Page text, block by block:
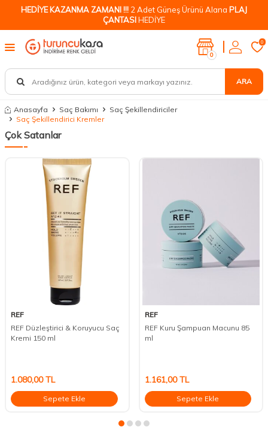
HEDİYE KAZANMA ZAMANI !!! 2 Adet Güneş Ürünü Alana PLAJ
ÇANTASIHEDİYE
ARA
0
0
Anasayfa Saç Bakımı
Saç Şekillendiriciler
Saç Şekillendirici Kremler
Çok Satanlar
REF
REF Düzleştirici & Koruyucu Saç
Kremi 150 ml
1.080,00TL
Sepete Ekle
REF
REF Kuru Şampuan Macunu 85
ml
1.161,00TL
Sepete Ekle